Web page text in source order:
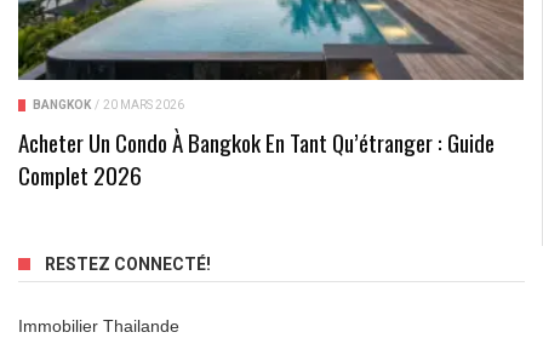
BANGKOK / 20 MARS 2026
Acheter Un Condo À Bangkok En Tant Qu’étranger : Guide
Complet 2026
RESTEZ CONNECTÉ!
Immobilier Thailande